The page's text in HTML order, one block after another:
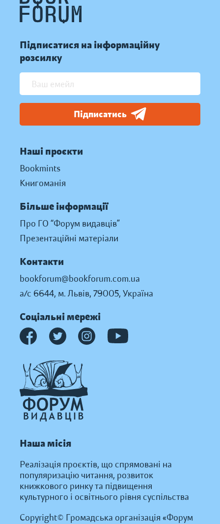
Підписатися на інформаційну
розсилку
Підписатись
Наші проєкти
Bookmints
Книгоманія
Більше інформації
Про ГО “Форум видавців”
Презентаційні матеріали
Контакти
bookforum@bookforum.com.ua
а/с 6644, м. Львів, 79005, Україна
Соціальні мережі
Наша місія
Реалізація проєктів, що спрямовані на
популяризацію читання, розвиток
книжкового ринку та підвищення
культурного і освітнього рівня суспільства
Copyright© Громадська організація «Форум